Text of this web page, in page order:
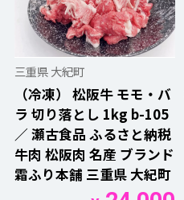
三重県 大紀町
（冷凍） 松阪牛 モモ・バ
ラ 切り落とし 1kg b-105
／ 瀬古食品 ふるさと納税
牛肉 松阪肉 名産 ブランド
霜ふり本舗 三重県 大紀町